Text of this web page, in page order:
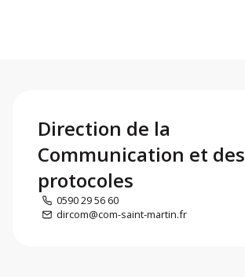
Direction de la
Communication et des
protocoles
0590 29 56 60
dircom@com-saint-martin.fr